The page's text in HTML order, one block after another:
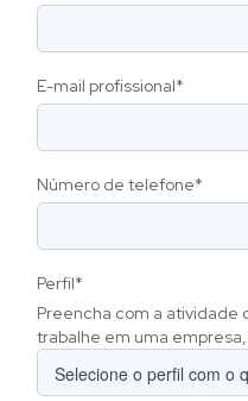
E-mail profissional*
Número de telefone*
Perfil*
Preencha com a atividade
trabalhe em uma